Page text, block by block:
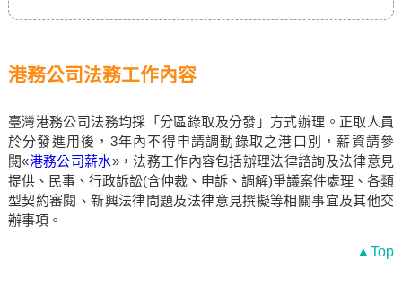
港務公司法務工作內容
臺灣港務公司法務均採「分區錄取及分發」方式辦理。正取人員
於分發進用後，3年內不得申請調動錄取之港口別，薪資請參
閱«港務公司薪水»，法務工作內容包括辦理法律諮詢及法律意見
提供、民事、行政訴訟(含仲裁、申訴、調解)爭議案件處理、各類
型契約審閱、新興法律問題及法律意見撰擬等相關事宜及其他交
辦事項。
▲Top